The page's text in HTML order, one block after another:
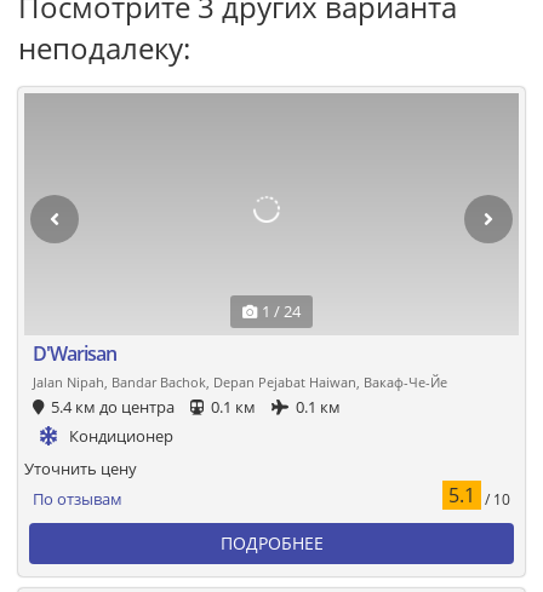
неподалеку:
1 / 24
D'Warisan
Jalan Nipah, Bandar Bachok, Depan Pejabat Haiwan, Вакаф-Че-Йе
5.4 км до центра 0.1 км
0.1 км
Кондиционер
По отзывам 5.1 / 10
Уточнить цену
ПОДРОБНЕЕ